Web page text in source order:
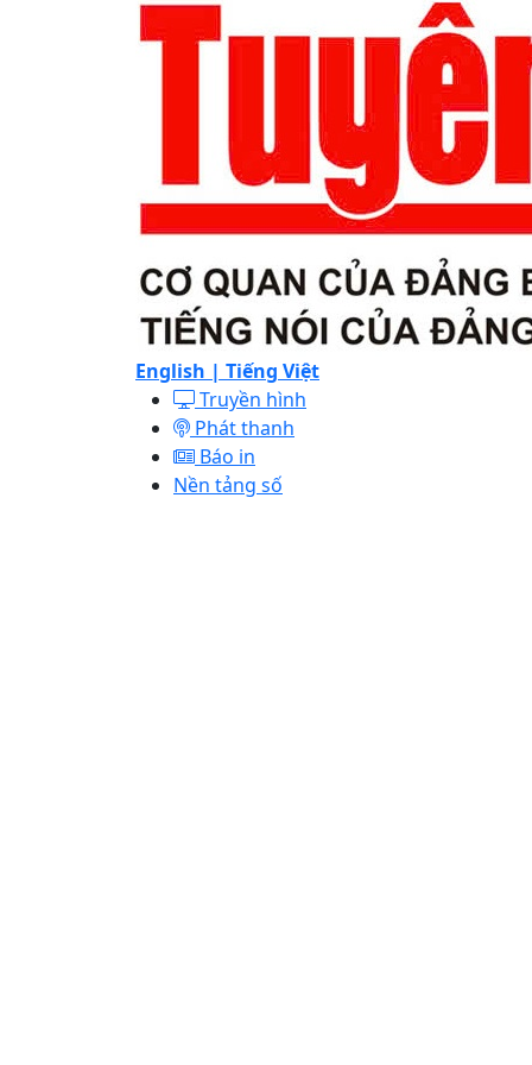
English | Tiếng Việt
Truyền hình
Phát thanh
Báo in
Nền tảng số